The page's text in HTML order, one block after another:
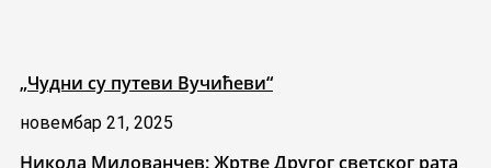
„Чудни су путеви Вучићеви“
новембар 21, 2025
Никола Милованчев: Жртве Другог светског рата